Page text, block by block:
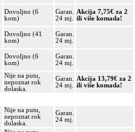
Dovoljno (6
kom)
Garan.
24 mj.
Akcija 7,75€ za 2
ili više komada!
Dovoljno (41
kom)
Garan.
24 mj.
Dovoljno (6
kom)
Garan.
24 mj.
Nije na putu,
nepoznat rok
dolaska.
Garan.
24 mj.
Akcija 13,79€ za 2
ili više komada!
Nije na putu,
nepoznat rok
dolaska.
Garan.
24 mj.